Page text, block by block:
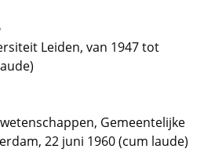
Leiden, van 1947 tot
Gemeentelijke
22 juni 1960 (cum laude)